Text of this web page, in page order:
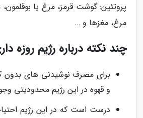
پروتئین: گوشت قرمز، مرغ یا
مرغ، مغزها و …
چند نکته درباره رژیم روزه
برای مصرف نوشیدنی های بدون
و قهوه در این رژیم محدودیتی
درست است که در این رژیم